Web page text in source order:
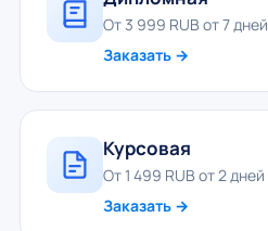
От 3 999 RUB от 7 дней
Заказать →
Курсовая
От 1 499 RUB от 2 дней
Заказать →